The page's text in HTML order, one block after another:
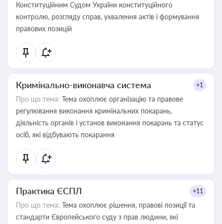
Конституційним Судом України конституційного
контролю, розгляду справ, ухвалення актів і формування
правових позицій
Кримінально-виконавча система +1
Про що тема: Тема охоплює організацію та правове
регулювання виконання кримінальних покарань,
діяльність органів і установ виконання покарань та статус
осіб, які відбувають покарання
Практика ЄСПЛ +11
Про що тема: Тема охоплює рішення, правові позиції та
стандарти Європейського суду з прав людини, які